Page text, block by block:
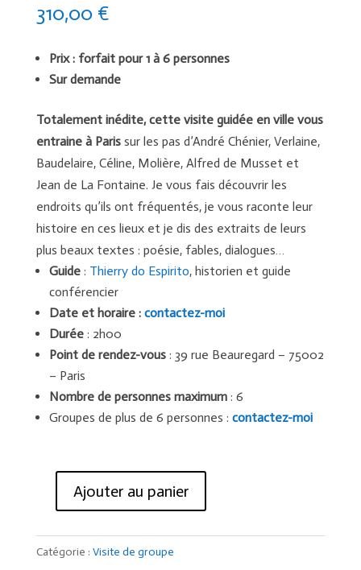
310,00 €
Prix : forfait pour 1 à 6 personnes
Sur demande
Totalement inédite, cette visite guidée en ville vous
entraine à Paris sur les pas d’André Chénier, Verlaine,
Baudelaire, Céline, Molière, Alfred de Musset et
Jean de La Fontaine. Je vous fais découvrir les
endroits qu’ils ont fréquentés, je vous raconte leur
histoire en ces lieux et je dis des extraits de leurs
plus beaux textes : poésie, fables, dialogues…
Guide: Thierry do Espirito, historien et guide
conférencier
Date et horaire : contactez-moi
Durée: 2h00
Point de rendez-vous: 39 rue Beauregard – 75002
– Paris
Nombre de personnes maximum: 6
Groupes de plus de 6 personnes : contactez-moi
quantité
Le
Ajouter au panier
Catégorie : Visite de groupe